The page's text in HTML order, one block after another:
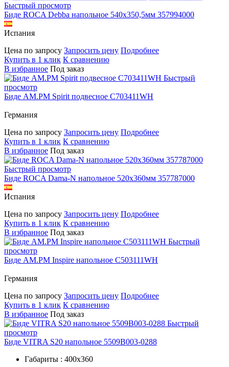
Быстрый просмотр
Биде ROCA Debba напольное 540х350,5мм 357994000
Испания
Цена по запросу Запросить цену Подробнее
Купить в 1 клик К сравнению
В избранное Под заказ
Быстрый
просмотр
Биде AM.PM Spirit подвесное C703411WH
Германия
Цена по запросу Запросить цену Подробнее
Купить в 1 клик К сравнению
В избранное Под заказ
Быстрый просмотр
Биде ROCA Dama-N напольное 520х360мм 357787000
Испания
Цена по запросу Запросить цену Подробнее
Купить в 1 клик К сравнению
В избранное Под заказ
Быстрый
просмотр
Биде AM.PM Inspire напольное C503111WH
Германия
Цена по запросу Запросить цену Подробнее
Купить в 1 клик К сравнению
В избранное Под заказ
Быстрый
просмотр
Биде VITRA S20 напольное 5509B003-0288
Габариты : 400х360